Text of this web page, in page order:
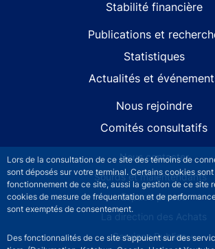
Lors de la consultation de ce site des témoins de
sont déposés sur votre terminal. Certains cookies
fonctionnement de ce site, aussi la gestion de ce site
cookies de mesure de fréquentation et de
sont exemptés de consentement.
Des fonctionnalités de ce site s’appuient sur des
Stabilité financière
Publications et
Statistiques
Actualités et
Nous rejoindre
Comités consultatifs
Footer secondary menuNous contacter
Sourds et malentendants
Espace presse
La direction des Achats
Services Publics +